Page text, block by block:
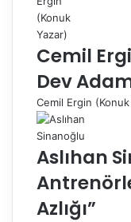
Cemil
Dev
Cemil Ergin (Konuk
Aslıhan
Azlığı”